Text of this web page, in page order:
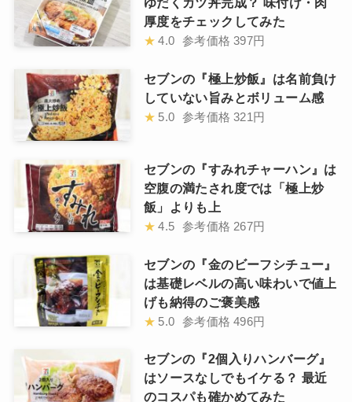
厚度をチェックしてみた
★ 4.0 参考価格 397円
セブンの『極上炒飯』は名前負け
していない旨みとボリューム感
★ 5.0 参考価格 321円
セブンの『すみれチャーハン』は
空腹の満たされ度では「極上炒
飯」よりも上
★ 4.5 参考価格 267円
セブンの『金のビーフシチュー』
は基礎レベルの高い味わいで値上
げも納得のご褒美感
★ 5.0 参考価格 496円
セブンの『2個入りハンバーグ』
はソースなしでもイケる？ 最近
のコスパも確かめてみた